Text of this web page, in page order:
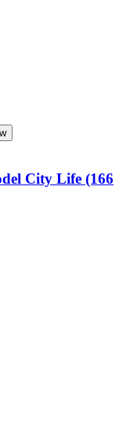
City Life (166